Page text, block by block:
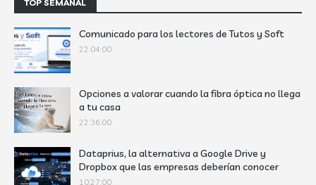
TOP SEMANAL
Comunicado para los lectores de Tutos y Soft
22:04:00
Opciones a valorar cuando la fibra óptica no llega
a tu casa
22:36:00
Dataprius, la alternativa a Google Drive y
Dropbox que las empresas deberían conocer
10:27:00